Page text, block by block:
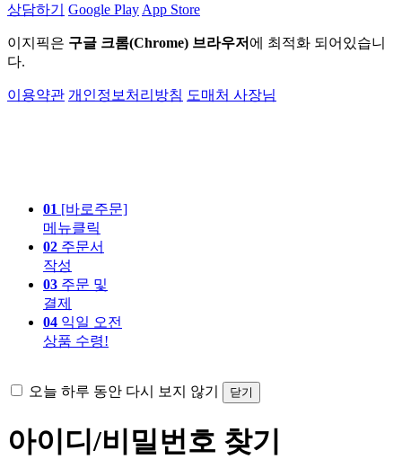
상담하기 Google Play App Store
이지픽은 구글 크롬(Chrome) 브라우저 에 최적화 되어있습니
다.
이용약관 개인정보처리방침 도매처 사장님
01 [바로주문]
메뉴클릭
02 주문서
작성
03 주문 및
결제
04 익일 오전
상품 수령!
오늘 하루 동안 다시 보지 않기 닫기
아이디/비밀번호 찾기